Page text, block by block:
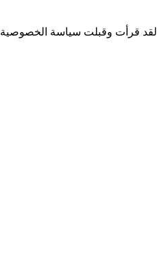
لقد قرأت وقبلت سياسة الخصوصية